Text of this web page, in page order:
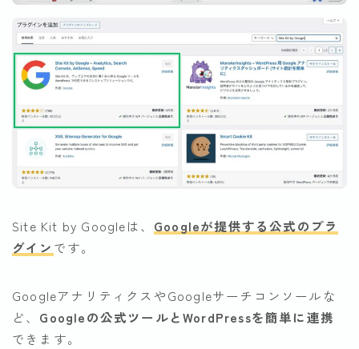
Site Kit by Googleは、 Googleが提供する公式のプラ
グイン です。
GoogleアナリティクスやGoogleサーチコンソールな
ど、 Googleの公式ツールとWordPressを簡単に連携
できます。